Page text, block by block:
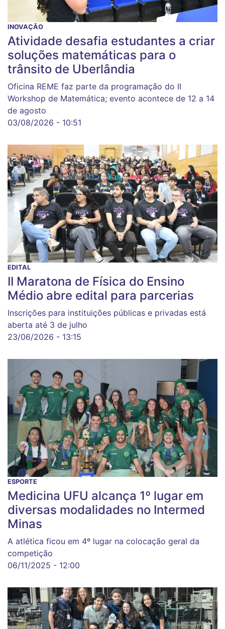
INOVAÇÃO
Atividade desafia estudantes a criar
soluções matemáticas para o
trânsito de Uberlândia
Oficina REME faz parte da programação do II
Workshop de Matemática; evento acontece de 12 a 14
de agosto
03/08/2026 - 10:51
EDITAL
II Maratona de Física do Ensino
Médio abre edital para parcerias
Inscrições para instituições públicas e privadas está
aberta até 3 de julho
23/06/2026 - 13:15
ESPORTE
Medicina UFU alcança 1º lugar em
diversas modalidades no Intermed
Minas
A atlética ficou em 4º lugar na colocação geral da
competição
06/11/2025 - 12:00